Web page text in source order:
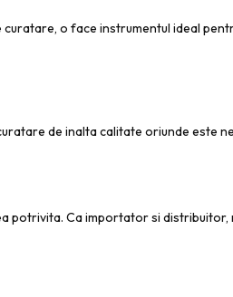
o face instrumentul ideal
de inalta calitate oriunde este
potrivita. Ca importator si